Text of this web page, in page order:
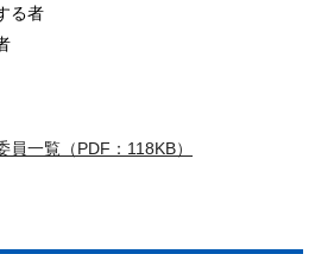
る者
一覧（PDF：118KB）